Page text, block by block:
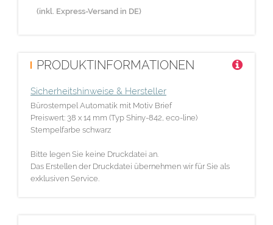
(inkl. Express-Versand in DE)
PRODUKTINFORMATIONEN
Sicherheitshinweise & Hersteller
Bürostempel Automatik mit Motiv Brief
Preiswert: 38 x 14 mm (Typ Shiny-842, eco-line)
Stempelfarbe schwarz
Bitte legen Sie keine Druckdatei an.
Das Erstellen der Druckdatei übernehmen wir für Sie als
exklusiven Service.